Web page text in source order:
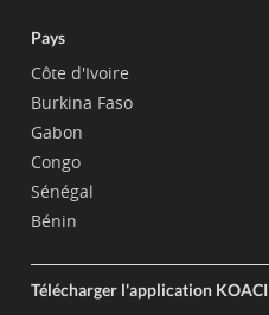
Pays
Côte d'Ivoire
Burkina Faso
Gabon
Congo
Sénégal
Bénin
Télécharger l'application KOACI